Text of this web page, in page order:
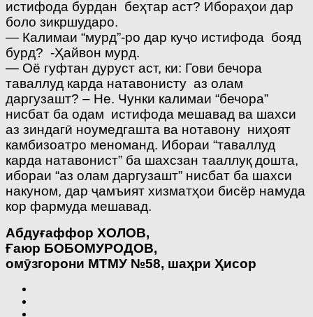
истифода бурдан беҳтар аст? Ибораҳои дар
боло зикршударо.
— Калимаи “мурд”-ро дар куҷо истифода бояд
бурд? -Ҳайвон мурд.
— Оё гуфтан дуруст аст, ки: Гови бечора
таваллуд карда натавонисту аз олам
даргузашт? – Не. Чунки калимаи “бечора”
нисбат ба одам истифода мешавад ва шахси
аз зиндагӣ ноумедгашта ва нотавону ниҳоят
камбизоатро меноманд. Ибораи “таваллуд
карда натавонист” ба шахсзан тааллуқ дошта,
ибораи “аз олам даргузашт” нисбат ба шахси
накуном, дар ҷамъият хизматҳои бисёр намуда
кор фармуда мешавад.
Абдуғаффор ХОЛОВ,
Ғаюр БОБОМУРОДОВ,
омӯзгорони МТМУ №58, шаҳри Ҳисор